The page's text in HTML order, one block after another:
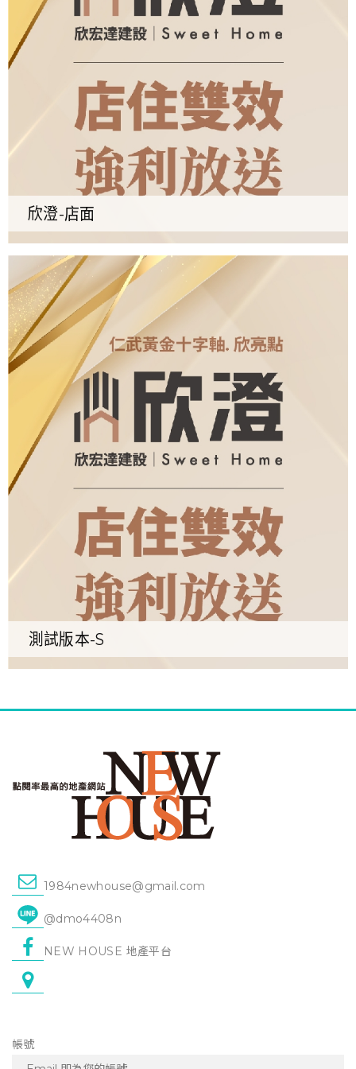
欣澄-店面
測試版本-S
1984newhouse@gmail.com
@dmo4408n
NEW HOUSE 地產平台
帳號